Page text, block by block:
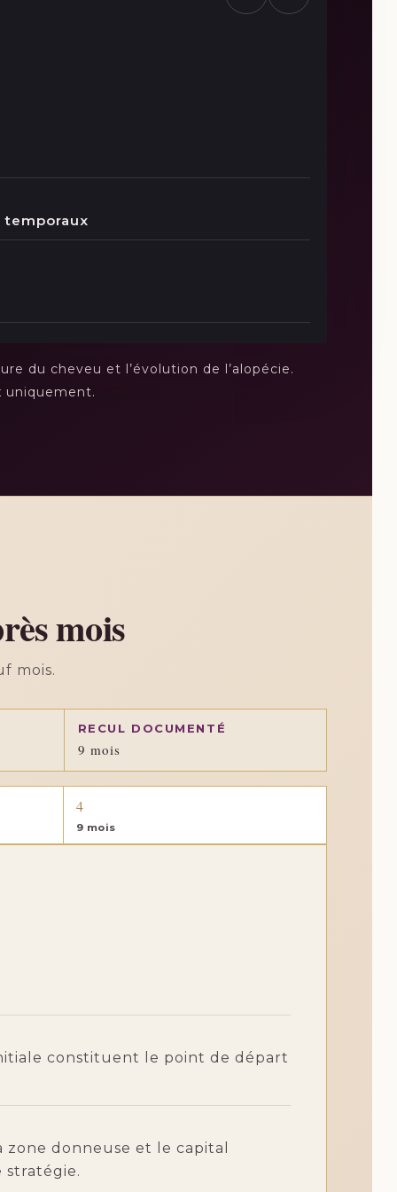
du cheveu et l’évolution de l’alopécie.
uniquement.
mois
mois.
RECUL DOCUMENTÉ
9 mois
4
9 mois
constituent le point de départ
zone donneuse et le capital